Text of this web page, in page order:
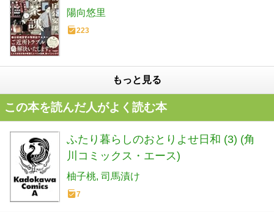
陽向悠里
223
もっと見る
この本を読んだ人がよく読む本
ふたり暮らしのおとりよせ日和 (3) (角
川コミックス・エース)
柚子桃 司馬漬け
7